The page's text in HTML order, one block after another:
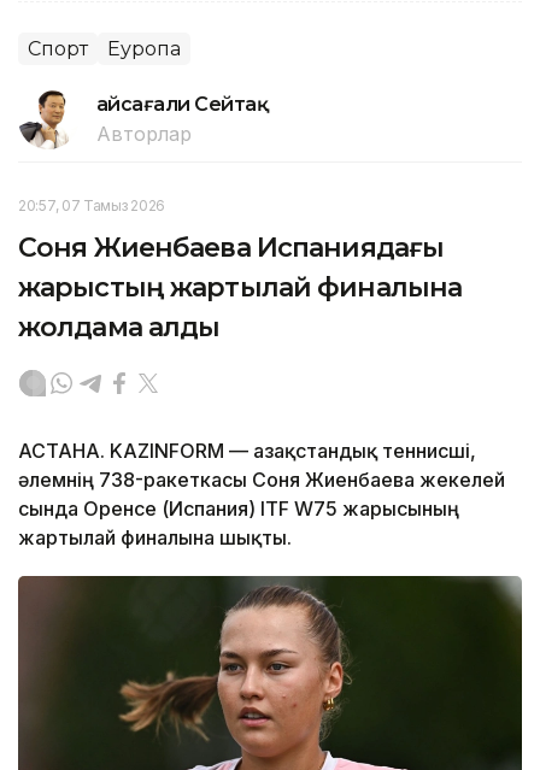
Спорт Еуропа
Ғайсағали Сейтақ
Авторлар
20:57, 07 Тамыз 2026
Соня Жиенбаева Испаниядағы
жарыстың жартылай финалына
жолдама алды
АСТАНА. KAZINFORM — Қазақстандық теннисші,
әлемнің 738-ракеткасы Соня Жиенбаева жекелей
сында Оренсе (Испания) ITF W75 жарысының
жартылай финалына шықты.